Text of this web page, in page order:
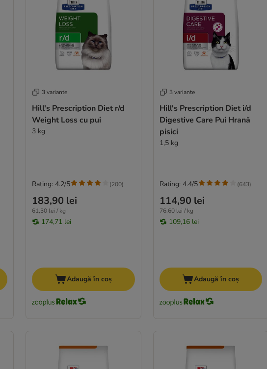
3 variante
Hill's Prescription Diet r/d
Weight Loss cu pui
3 kg
183,90 lei
61,30 lei / kg
174,71 lei
Rating: 4.2/5 (200)
Adaugă în coș
3 variante
Hill's Prescription Diet i/d
Digestive Care Pui Hrană
pisici
1,5 kg
114,90 lei
76,60 lei / kg
109,16 lei
Rating: 4.4/5 (643)
Adaugă în coș